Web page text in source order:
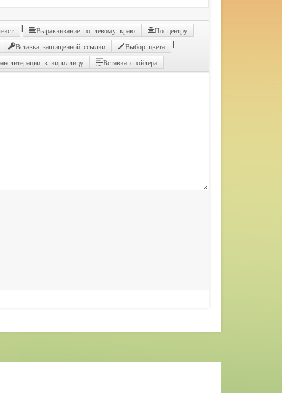
| Выравнивание по левому краю По центру
Вставка защищенной ссылки Выбор цвета |
в кириллицу Вставка спойлера